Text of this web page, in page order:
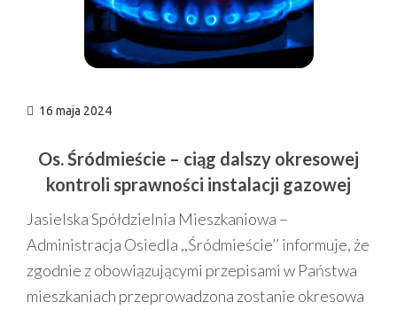
16 maja 2024
Os. Śródmieście – ciąg dalszy okresowej
kontroli sprawności instalacji gazowej
Jasielska Spółdzielnia Mieszkaniowa –
Administracja Osiedla ,,Śródmieście’’ informuje, że
zgodnie z obowiązującymi przepisami w Państwa
mieszkaniach przeprowadzona zostanie okresowa